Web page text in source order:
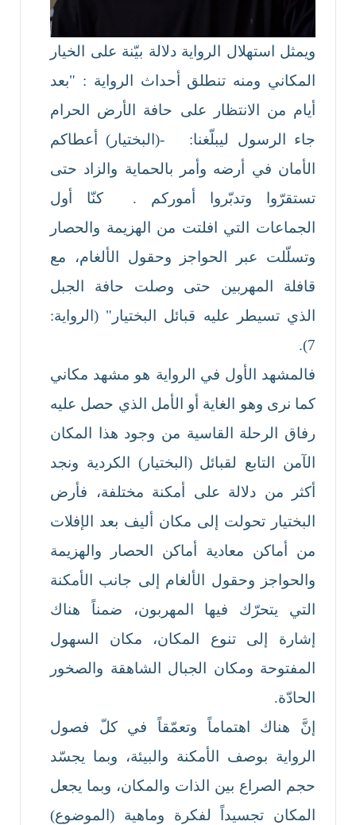
ويمثل استهلال الرواية دلالة بيّنة على الخيار
المكاني ومنه تنطلق أحداث الرواية : "بعد
أيام من الانتظار على حافة الأرض الحرام
جاء الرسول ليبلّغنا: -(البختيار) أعطاكم
الأمان في أرضه وأمر بالحماية والزاد حتى
تستقرّوا وتدبّروا أموركم . كنّا أول
الجماعات التي افلتت من الهزيمة والحصار
وتسلّلت عبر الحواجز وحقول الألغام، مع
قافلة المهربين حتى وصلت حافة الجبل
الذي تسيطر عليه قبائل البختيار" (الرواية:
7).
فالمشهد الأول في الرواية هو مشهد مكاني
كما نرى وهو الغاية أو الأمل الذي حصل عليه
رفاق الرحلة القاسية من وجود هذا المكان
الآمن التابع لقبائل (البختيار) الكردية ونجد
أكثر من دلالة على أمكنة مختلفة، فأرض
البختيار تحولت إلى مكان أليف بعد الإفلات
من أماكن معادية أماكن الحصار والهزيمة
والحواجز وحقول الألغام إلى جانب الأمكنة
التي يتحرّك فيها المهربون، ضمناً هناك
إشارة إلى تنوع المكان، مكان السهول
المفتوحة ومكان الجبال الشاهقة والصخور
الحادّة.
إنَّ هناك اهتماماً وتعمّقاً في كلّ فصول
الرواية بوصف الأمكنة والبيئة، وبما يجسّد
حجم الصراع بين الذات والمكان، وبما يجعل
المكان تجسيداً لفكرة وماهية (الموضوع)